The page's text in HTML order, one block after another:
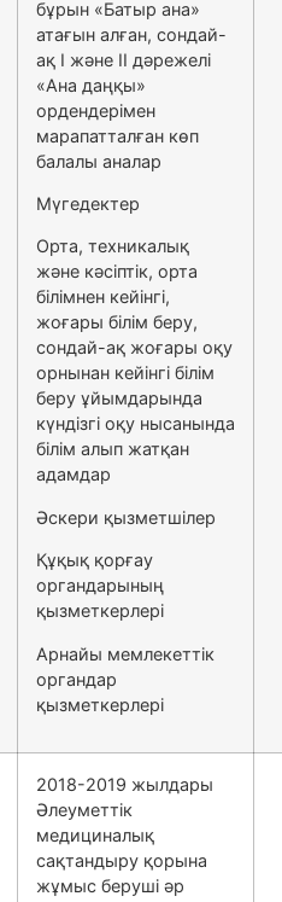
бұрын «Батыр ана»
атағын алған, сондай-
ақ І және ІІ дәрежелі
«Ана даңқы»
ордендерімен
марапатталған көп
балалы аналар
Мүгедектер
Орта, техникалық
және кәсіптік, орта
білімнен кейінгі,
жоғары білім беру,
сондай-ақ жоғары оқу
орнынан кейінгі білім
беру ұйымдарында
күндізгі оқу нысанында
білім алып жатқан
адамдар
Әскери қызметшілер
Құқық қорғау
органдарының
қызметкерлері
Арнайы мемлекеттік
органдар
қызметкерлері
2018-2019 жылдары
Әлеуметтік
медициналық
сақтандыру қорына
жұмыс беруші әр